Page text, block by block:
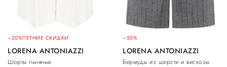
–20%ЛЕТНИЕ СКИДКИ
LORENA ANTONIAZZI
Шорты льняные
–50%
LORENA ANTONIAZZI
Бермуды из шерсти и вискозы